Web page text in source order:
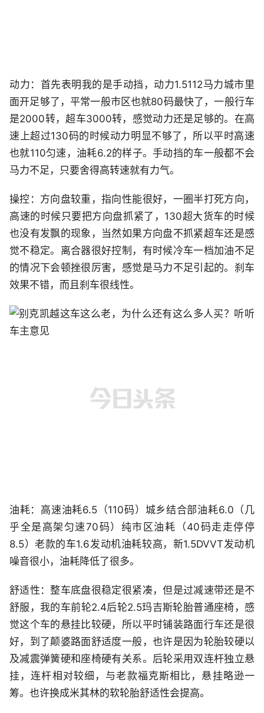
动力：首先表明我的是手动挡，动力1.5112马力城市里
面开足够了，平常一般市区也就80码最快了，一般行车
是2000转，超车3000转，感觉动力还是足够的。在高
速上超过130码的时候动力明显不够了，所以平时高速
也就110匀速，油耗6.2的样子。手动挡的车一般都不会
马力不足，只要舍得高转速就有力气。
操控：方向盘较重，指向性能很好，一圈半打死方向，
高速的时候只要把方向盘抓紧了，130超大货车的时候
也没有发飘的现象，当然如果方向盘不抓紧超车还是感
觉不稳定。离合器很好控制，有时候冷车一档加油不足
的情况下会顿挫很厉害，感觉是马力不足引起的。刹车
效果不错，而且刹车很线性。
油耗：高速油耗6.5（110码）城乡结合部油耗6.0（几
乎全是高架匀速70码）纯市区油耗（40码走走停停
8.5）老款的车1.6发动机油耗较高，新1.5DVVT发动机
噪音很小，油耗降低了很多。
舒适性：整车底盘很稳定很紧凑，但是过减速带还是不
舒服，我的车前轮2.4后轮2.5玛吉斯轮胎普通座椅，感
觉这个车的悬挂比较硬，所以平时铺装路面行车还是很
好，到了颠婆路面舒适度一般，也许是因为轮胎较硬以
及减震弹簧硬和座椅硬有关系。后轮采用双连杆独立悬
挂，连杆相对较细，与老款福克斯相比，悬挂略逊一
筹。也许换成米其林的软轮胎舒适性会提高。